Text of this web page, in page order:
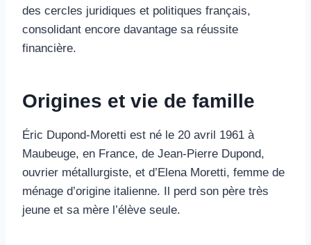
des cercles juridiques et politiques français,
consolidant encore davantage sa réussite
financière.
Origines et vie de famille
Éric Dupond-Moretti est né le 20 avril 1961 à
Maubeuge, en France, de Jean-Pierre Dupond,
ouvrier métallurgiste, et d’Elena Moretti, femme de
ménage d’origine italienne. Il perd son père très
jeune et sa mère l’élève seule.